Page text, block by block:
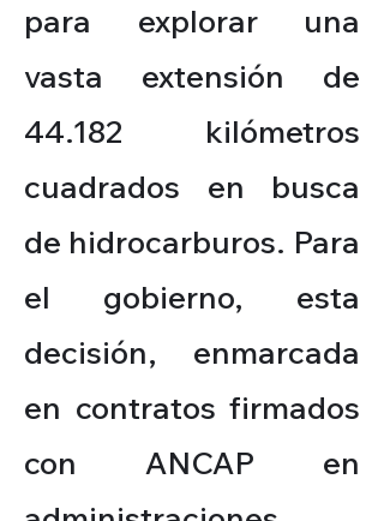
para explorar una
vasta extensión de
44.182 kilómetros
cuadrados en busca
de hidrocarburos. Para
el gobierno, esta
decisión, enmarcada
en contratos firmados
con ANCAP en